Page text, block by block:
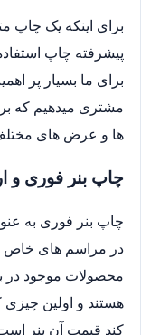
برای اینکه یک چاپ
پیشرفته چاپ
برای ما بسیار پر
مشتری میدهیم که
ها و عرض های
چاپ بنر فوری و
چاپ بنر فوری به
در مراسم های خاص
محصولات موجود در
هستند و اولین
کند قیمت آن بنر